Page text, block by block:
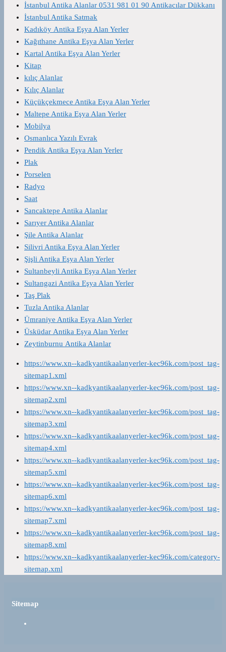
İstanbul Antika Alanlar 0531 981 01 90 Antikacılar Dükkanı
İstanbul Antika Satmak
Kadıköy Antika Eşya Alan Yerler
Kağıthane Antika Eşya Alan Yerler
Kartal Antika Eşya Alan Yerler
Kitap
kılıç Alanlar
Kılıç Alanlar
Küçükçekmece Antika Eşya Alan Yerler
Maltepe Antika Eşya Alan Yerler
Mobilya
Osmanlıca Yazılı Evrak
Pendik Antika Eşya Alan Yerler
Plak
Porselen
Radyo
Saat
Sancaktepe Antika Alanlar
Sarıyer Antika Alanlar
Şile Antika Alanlar
Silivri Antika Eşya Alan Yerler
Şişli Antika Eşya Alan Yerler
Sultanbeyli Antika Eşya Alan Yerler
Sultangazi Antika Eşya Alan Yerler
Taş Plak
Tuzla Antika Alanlar
Ümraniye Antika Eşya Alan Yerler
Üsküdar Antika Eşya Alan Yerler
Zeytinburnu Antika Alanlar
https://www.xn--kadkyantikaalanyerler-kec96k.com/post_tag-
sitemap1.xml
https://www.xn--kadkyantikaalanyerler-kec96k.com/post_tag-
sitemap2.xml
https://www.xn--kadkyantikaalanyerler-kec96k.com/post_tag-
sitemap3.xml
https://www.xn--kadkyantikaalanyerler-kec96k.com/post_tag-
sitemap4.xml
https://www.xn--kadkyantikaalanyerler-kec96k.com/post_tag-
sitemap5.xml
https://www.xn--kadkyantikaalanyerler-kec96k.com/post_tag-
sitemap6.xml
https://www.xn--kadkyantikaalanyerler-kec96k.com/post_tag-
sitemap7.xml
https://www.xn--kadkyantikaalanyerler-kec96k.com/post_tag-
sitemap8.xml
https://www.xn--kadkyantikaalanyerler-kec96k.com/category-
sitemap.xml
Sitemap